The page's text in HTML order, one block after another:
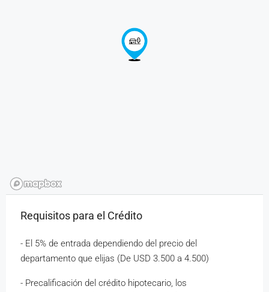
Requisitos para el Crédito
- El 5% de entrada dependiendo del precio del
departamento que elijas (De USD 3.500 a 4.500)
- Precalificación del crédito hipotecario, los